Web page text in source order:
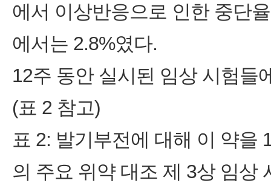
에서 이상반응으로 인한 중단
에서는 2.8%였다.
12주 동안 실시된 임상 시험들
(표 2 참고)
표 2: 발기부전에 대해 이 약을
의 주요 위약 대조 제 3상 임상